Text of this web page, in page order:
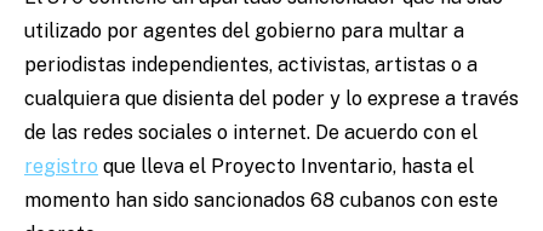
utilizado por agentes del gobierno para multar a
periodistas independientes, activistas, artistas o a
cualquiera que disienta del poder y lo exprese a través
de las redes sociales o internet. De acuerdo con el
registro que lleva el Proyecto Inventario, hasta el
momento han sido sancionados 68 cubanos con este